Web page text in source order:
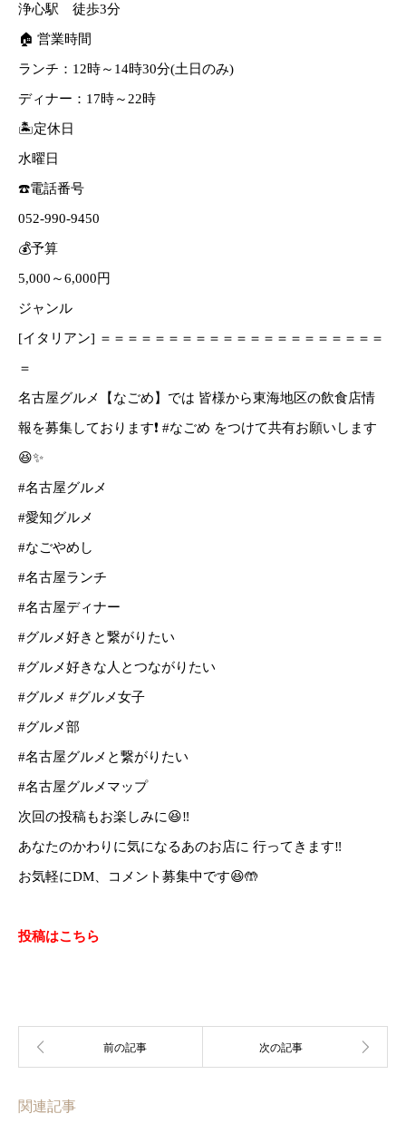
浄心駅 徒歩3分
🏠 営業時間
ランチ：12時～14時30分(土日のみ)
ディナー：17時～22時
🏝定休日
水曜日
☎️電話番号
052-990-9450
💰予算
5,000～6,000円
ジャンル
[イタリアン] ＝＝＝＝＝＝＝＝＝＝＝＝＝＝＝＝＝＝＝＝＝
＝
名古屋グルメ【なごめ】では 皆様から東海地区の飲食店情
報を募集しております❗️ #なごめ をつけて共有お願いします
😆✨
#名古屋グルメ
#愛知グルメ
#なごやめし
#名古屋ランチ
#名古屋ディナー
#グルメ好きと繋がりたい
#グルメ好きな人とつながりたい
#グルメ #グルメ女子
#グルメ部
#名古屋グルメと繋がりたい
#名古屋グルメマップ
次回の投稿もお楽しみに😆‼️
あなたのかわりに気になるあのお店に 行ってきます‼️
お気軽にDM、コメント募集中です😆🤲
投稿はこちら
関連記事